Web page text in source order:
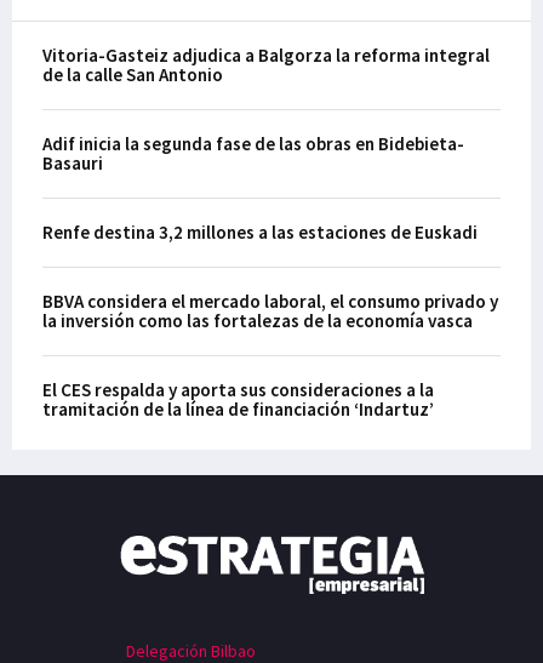
Vitoria-Gasteiz adjudica a Balgorza la reforma integral
de la calle San Antonio
Adif inicia la segunda fase de las obras en Bidebieta-
Basauri
Renfe destina 3,2 millones a las estaciones de Euskadi
BBVA considera el mercado laboral, el consumo privado y
la inversión como las fortalezas de la economía vasca
El CES respalda y aporta sus consideraciones a la
tramitación de la línea de financiación ‘Indartuz’
Delegación Bilbao